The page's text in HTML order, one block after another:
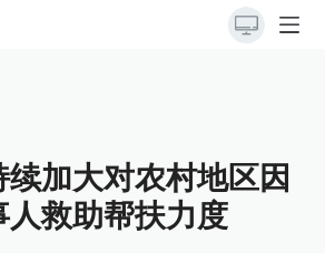
加大对农村地区因
人救助帮扶力度